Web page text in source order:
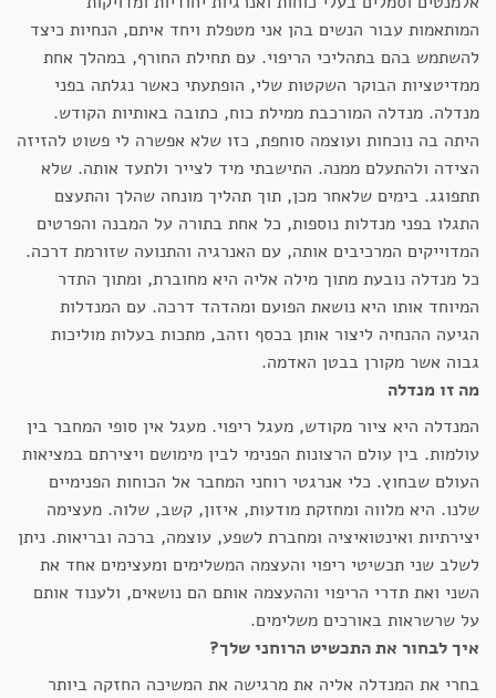
אותה ולהיות בסביבתה
10 שנים של התמודדות עם מחלת סרטן השד.
המותאמות עבור הנשים בהן אני מטפלת ויחד איתם, הנחיות כיצד
להשתמש בהם בתהליכי הריפוי. עם תחילת החורף, במהלך אחת
ממדיטציות הבוקר השקטות שלי, הופתעתי כאשר נגלתה בפני
מנדלה. מנדלה המורכבת ממילת כוח, כתובה באותיות הקודש.
היתה בה נוכחות ועוצמה סוחפת, כזו שלא אפשרה לי פשוט להזיזה
הצידה ולהתעלם ממנה. התישבתי מיד לצייר ולתעד אותה. שלא
תתפוגג. בימים שלאחר מכן, תוך תהליך מונחה שהלך והתעצם
התגלו בפני מנדלות נוספות, כל אחת בתורה על המבנה והפרטים
המדוייקים המרכיבים אותה, עם האנרגיה והתנועה שזורמת דרכה.
כל מנדלה נובעת מתוך מילה אליה היא מחוברת, ומתוך התדר
המיוחד אותו היא נושאת הפועם ומהדהד דרכה. עם המנדלות
הגיעה ההנחיה ליצור אותן בכסף וזהב, מתכות בעלות מוליכות
גבוה אשר מקורן בבטן האדמה.
מה זו מנדלה
המנדלה היא ציור מקודש, מעגל ריפוי. מעגל אין סופי המחבר בין
עולמות. בין עולם הרצונות הפנימי לבין מימושם ויצירתם במציאות
העולם שבחוץ. כלי אנרגטי רוחני המחבר אל הכוחות הפנימיים
שלנו. היא מלווה ומחזקת מודעות, איזון, קשב, שלוה. מעצימה
יצירתיות ואינטואיציה ומחברת לשפע, עוצמה, ברכה ובריאות. ניתן
לשלב שני תכשיטי ריפוי והעצמה המשלימים ומעצימים אחד את
השני ואת תדרי הריפוי וההעצמה אותם הם נושאים, ולענוד אותם
על שרשראות באורכים משלימים.
איך לבחור את התכשיט הרוחני שלך?
בחרי את המנדלה אליה את מרגישה את המשיכה החזקה ביותר